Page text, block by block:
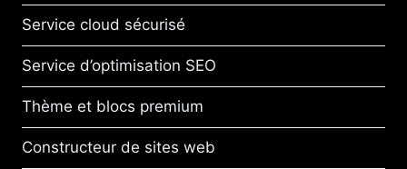
Service cloud sécurisé
Service d’optimisation SEO
Thème et blocs premium
Constructeur de sites web